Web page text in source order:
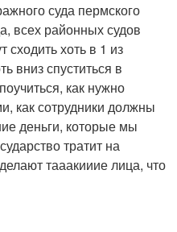
суда пермского
всех районных судов
сходить хоть в 1 из
вниз спуститься в
как нужно
как сотрудники должны
деньги, которые мы
тратит на
тааакииие лица, что